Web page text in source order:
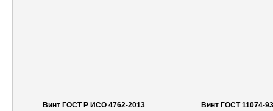
Винт ГОСТ Р ИСО 4762-2013 Винт ГОСТ 11074-